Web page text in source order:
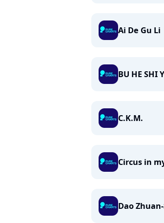
Ai De Gu Li
BU HE SHI
C.K.M.
Circus in
Dao